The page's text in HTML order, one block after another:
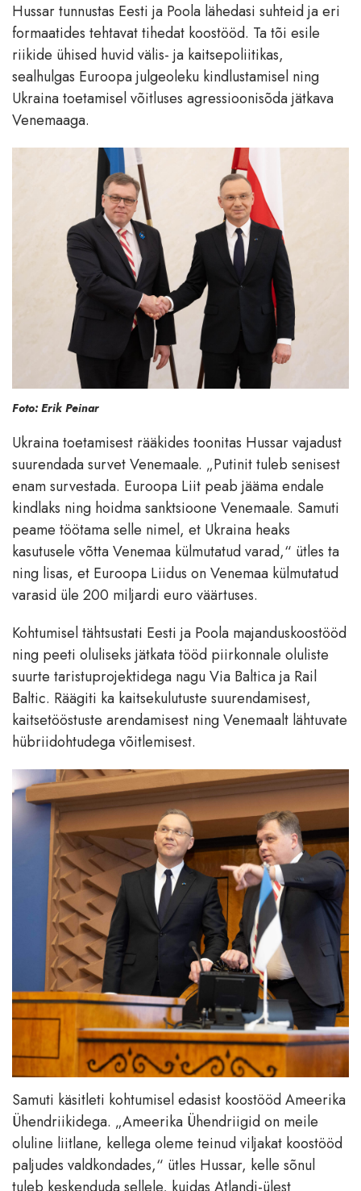
Hussar tunnustas Eesti ja Poola lähedasi suhteid ja eri
formaatides tehtavat tihedat koostööd. Ta tõi esile
riikide ühised huvid välis- ja kaitsepoliitikas,
sealhulgas Euroopa julgeoleku kindlustamisel ning
Ukraina toetamisel võitluses agressioonisõda jätkava
Venemaaga.
Foto: Erik Peinar
Ukraina toetamisest rääkides toonitas Hussar vajadust
suurendada survet Venemaale. „Putinit tuleb senisest
enam survestada. Euroopa Liit peab jääma endale
kindlaks ning hoidma sanktsioone Venemaale. Samuti
peame töötama selle nimel, et Ukraina heaks
kasutusele võtta Venemaa külmutatud varad,“ ütles ta
ning lisas, et Euroopa Liidus on Venemaa külmutatud
varasid üle 200 miljardi euro väärtuses.
Kohtumisel tähtsustati Eesti ja Poola majanduskoostööd
ning peeti oluliseks jätkata tööd piirkonnale oluliste
suurte taristuprojektidega nagu Via Baltica ja Rail
Baltic. Räägiti ka kaitsekulutuste suurendamisest,
kaitsetööstuste arendamisest ning Venemaalt lähtuvate
hübriidohtudega võitlemisest.
Samuti käsitleti kohtumisel edasist koostööd Ameerika
Ühendriikidega. „Ameerika Ühendriigid on meile
oluline liitlane, kellega oleme teinud viljakat koostööd
paljudes valdkondades,“ ütles Hussar, kelle sõnul
tuleb keskenduda sellele, kuidas Atlandi-ülest